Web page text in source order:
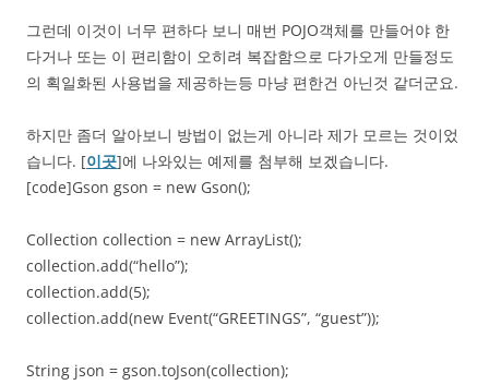
그런데 이것이 너무 편하다 보니 매번 POJO객체를 만들어야 한
다거나 또는 이 편리함이 오히려 복잡함으로 다가오게 만들정도
의 획일화된 사용법을 제공하는등 마냥 편한건 아닌것 같더군요.
하지만 좀더 알아보니 방법이 없는게 아니라 제가 모르는 것이었
습니다. [이곳]에 나와있는 예제를 첨부해 보겠습니다.
[code]Gson gson = new Gson();
Collection collection = new ArrayList();
collection.add(“hello”);
collection.add(5);
collection.add(new Event(“GREETINGS”, “guest”));
String json = gson.toJson(collection);